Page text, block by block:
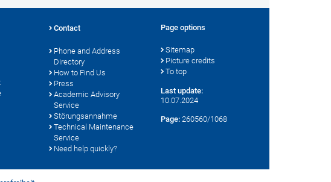
Contact
Phone and Address
Directory
How to Find Us
Press
Academic Advisory
Service
Störungsannahme
Technical Maintenance
Service
Need help quickly?
Page options
Sitemap
Picture credits
To top
Last update:
10.07.2024
Page: 260560/1068